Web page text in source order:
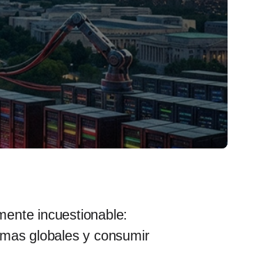
incuestionable:
globales y consumir